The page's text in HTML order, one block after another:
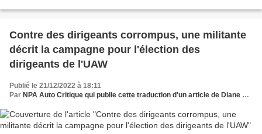
Contre des dirigeants corrompus, une militante
décrit la campagne pour l'élection des
dirigeants de l'UAW
Publié le 21/12/2022 à 18:11
Par NPA Auto Critique qui publie cette traduction d'un article de Diane Feeley